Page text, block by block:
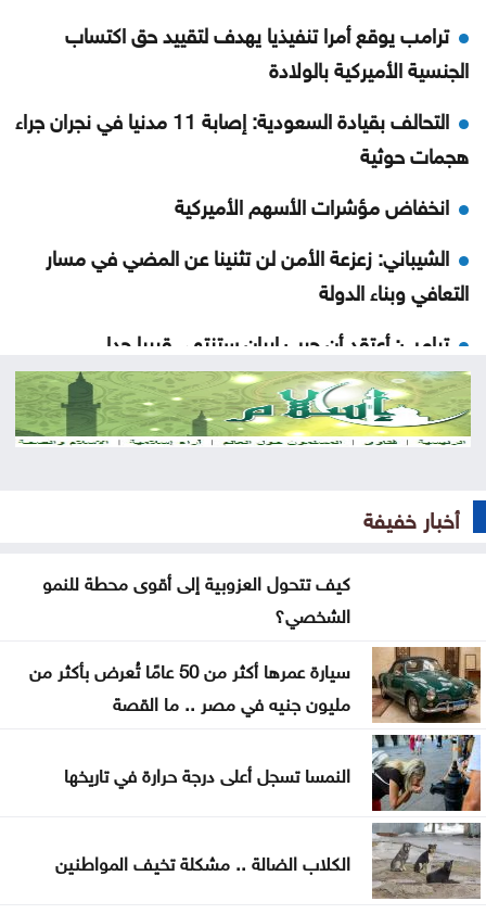
ترامب يوقع أمرا تنفيذيا يهدف لتقييد حق اكتساب
الجنسية الأميركية بالولادة
التحالف بقيادة السعودية: إصابة 11 مدنيا في نجران جراء
هجمات حوثية
انخفاض مؤشرات الأسهم الأميركية
الشيباني: زعزعة الأمن لن تثنينا عن المضي في مسار
التعافي وبناء الدولة
ترامب: أعتقد أن حرب إيران ستنتهي قريبا جدا
بلدية جرش الكبرى: تكليف الحوامدة مديراً لدائرة
الخدمات العامة
المواطنN
بشيكطاش يعود من التشيك بفوز ثمين في ذهاب
تمهيدي الدوري الأوروبي
أوغندا توافق على نشر وحدة من جيشها في غزة
إسطنبول .. ثالث أكبر سفينة رافعات بالعالم تمر عبر
مضيق البوسفور
الأردن يدين التفجير الإرهابي الذي استهدف حافلة في
جرمانا بريف دمشق
أخبار خفيفة
كيف تتحول العزوبية إلى أقوى محطة للنمو
الشخصي؟
سيارة عمرها أكثر من 50 عامًا تُعرض بأكثر من
مليون جنيه في مصر .. ما القصة
النمسا تسجل أعلى درجة حرارة في تاريخها
الكلاب الضالة .. مشكلة تخيف المواطنين